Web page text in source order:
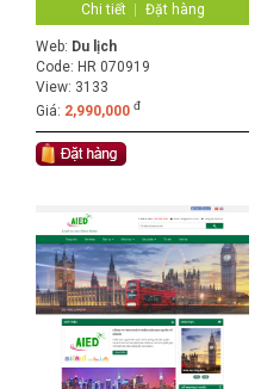
Chi tiết Đặt hàng
Web: Du lịch
Code: HR 070919
View: 3133
Giá: 2,990,000 đ